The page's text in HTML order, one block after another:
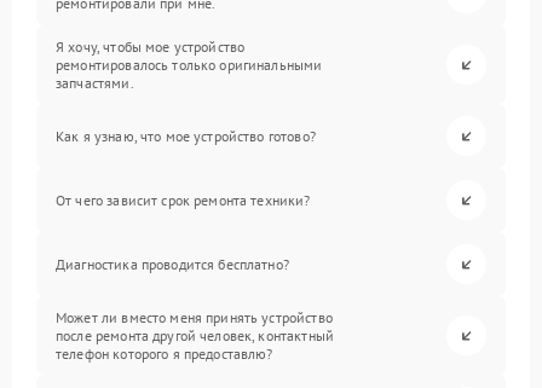
Я хочу, чтобы мое устройство
ремонтировалось только оригинальными
запчастями.
Как я узнаю, что мое устройство готово?
От чего зависит срок ремонта техники?
Диагностика проводится бесплатно?
Может ли вместо меня принять устройство
после ремонта другой человек, контактный
телефон которого я предоставлю?